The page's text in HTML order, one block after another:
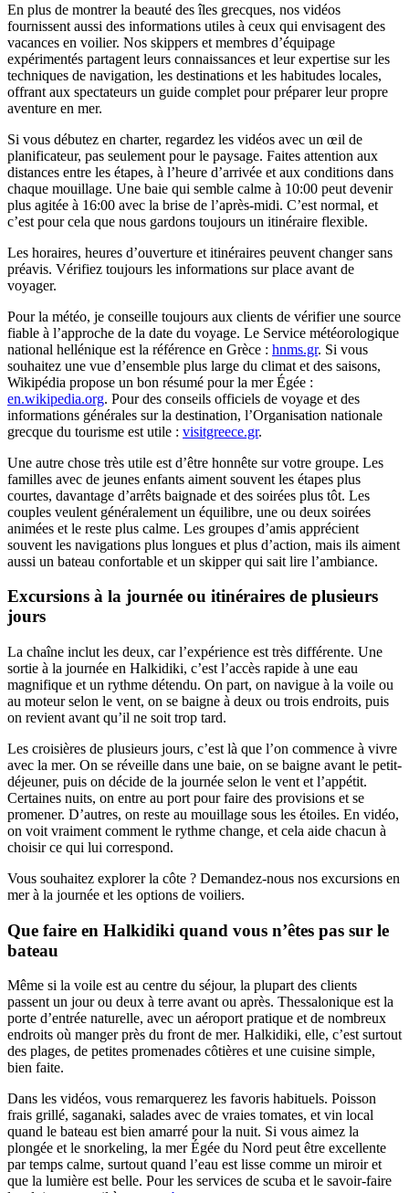
En plus de montrer la beauté des îles grecques, nos vidéos
fournissent aussi des informations utiles à ceux qui envisagent des
vacances en voilier. Nos skippers et membres d’équipage
expérimentés partagent leurs connaissances et leur expertise sur les
techniques de navigation, les destinations et les habitudes locales,
offrant aux spectateurs un guide complet pour préparer leur propre
aventure en mer.
Si vous débutez en charter, regardez les vidéos avec un œil de
planificateur, pas seulement pour le paysage. Faites attention aux
distances entre les étapes, à l’heure d’arrivée et aux conditions dans
chaque mouillage. Une baie qui semble calme à 10:00 peut devenir
plus agitée à 16:00 avec la brise de l’après-midi. C’est normal, et
c’est pour cela que nous gardons toujours un itinéraire flexible.
Les horaires, heures d’ouverture et itinéraires peuvent changer sans
préavis. Vérifiez toujours les informations sur place avant de
voyager.
Pour la météo, je conseille toujours aux clients de vérifier une source
fiable à l’approche de la date du voyage. Le Service météorologique
national hellénique est la référence en Grèce : hnms.gr. Si vous
souhaitez une vue d’ensemble plus large du climat et des saisons,
Wikipédia propose un bon résumé pour la mer Égée :
en.wikipedia.org. Pour des conseils officiels de voyage et des
informations générales sur la destination, l’Organisation nationale
grecque du tourisme est utile : visitgreece.gr.
Une autre chose très utile est d’être honnête sur votre groupe. Les
familles avec de jeunes enfants aiment souvent les étapes plus
courtes, davantage d’arrêts baignade et des soirées plus tôt. Les
couples veulent généralement un équilibre, une ou deux soirées
animées et le reste plus calme. Les groupes d’amis apprécient
souvent les navigations plus longues et plus d’action, mais ils aiment
aussi un bateau confortable et un skipper qui sait lire l’ambiance.
Excursions à la journée ou itinéraires de plusieurs
jours
La chaîne inclut les deux, car l’expérience est très différente. Une
sortie à la journée en Halkidiki, c’est l’accès rapide à une eau
magnifique et un rythme détendu. On part, on navigue à la voile ou
au moteur selon le vent, on se baigne à deux ou trois endroits, puis
on revient avant qu’il ne soit trop tard.
Les croisières de plusieurs jours, c’est là que l’on commence à vivre
avec la mer. On se réveille dans une baie, on se baigne avant le petit-
déjeuner, puis on décide de la journée selon le vent et l’appétit.
Certaines nuits, on entre au port pour faire des provisions et se
promener. D’autres, on reste au mouillage sous les étoiles. En vidéo,
on voit vraiment comment le rythme change, et cela aide chacun à
choisir ce qui lui correspond.
Vous souhaitez explorer la côte ? Demandez-nous nos excursions en
mer à la journée et les options de voiliers.
Que faire en Halkidiki quand vous n’êtes pas sur le
bateau
Même si la voile est au centre du séjour, la plupart des clients
passent un jour ou deux à terre avant ou après. Thessalonique est la
porte d’entrée naturelle, avec un aéroport pratique et de nombreux
endroits où manger près du front de mer. Halkidiki, elle, c’est surtout
des plages, de petites promenades côtières et une cuisine simple,
bien faite.
Dans les vidéos, vous remarquerez les favoris habituels. Poisson
frais grillé, saganaki, salades avec de vraies tomates, et vin local
quand le bateau est bien amarré pour la nuit. Si vous aimez la
plongée et le snorkeling, la mer Égée du Nord peut être excellente
par temps calme, surtout quand l’eau est lisse comme un miroir et
que la lumière est belle. Pour les services de scuba et le savoir-faire